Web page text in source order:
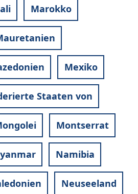
Marokko
Mexiko
Staaten von
Montserrat
Namibia
Neuseeland